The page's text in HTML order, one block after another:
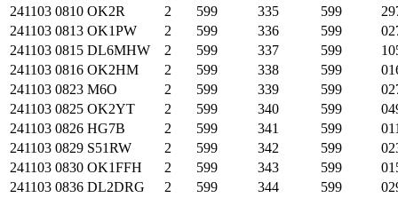
241103 0810 OK2R 2 599 335 599
241103 0813 OK1PW 2 599 336 599
241103 0815 DL6MHW 2 599 337 599
241103 0816 OK2HM 2 599 338 599
241103 0823 M6O 2 599 339 599
241103 0825 OK2YT 2 599 340 599
241103 0826 HG7B 2 599 341 599
241103 0829 S51RW 2 599 342 599
241103 0830 OK1FFH 2 599 343 599
241103 0836 DL2DRG 2 599 344 599